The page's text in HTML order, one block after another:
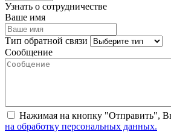
Узнать о сотрудничестве
Ваше имя
Тип обратной связи
Сообщение
Нажимая на кнопку "Отправить",
на обработку персональных данных.